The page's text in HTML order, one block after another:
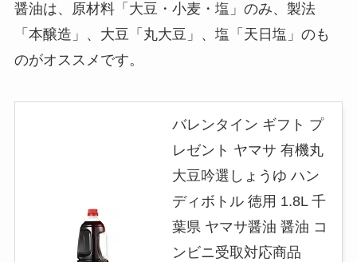
醤油は、原材料「大豆・小麦・塩」のみ、製法
「本醸造」、大豆「丸大豆」、塩「天日塩」のも
のがオススメです。
バレンタイン ギフト プ
レゼント ヤマサ 有機丸
大豆吟選しょうゆ ハン
ディボトル 徳用 1.8L 千
葉県 ヤマサ醤油 醤油 コ
ンビニ受取対応商品